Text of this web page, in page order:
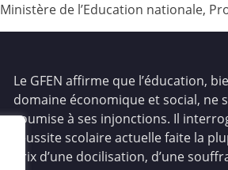
de l’Education nationale,
Le GFEN affirme que l’éducation,
domaine économique et social, ne
soumise à ses injonctions. Il
réussite scolaire actuelle faite la
prix d’une docilisation, d’une